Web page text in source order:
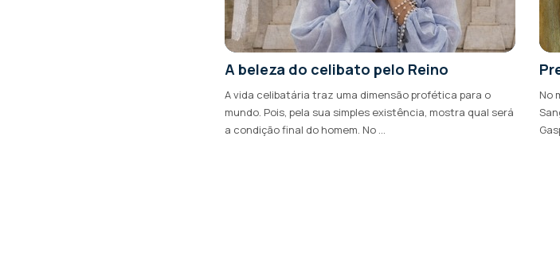
A beleza do celibato pelo Reino
A vida celibatária traz uma dimensão profética para o
mundo. Pois, pela sua simples existência, mostra qual será
a condição final do homem. No ...
No